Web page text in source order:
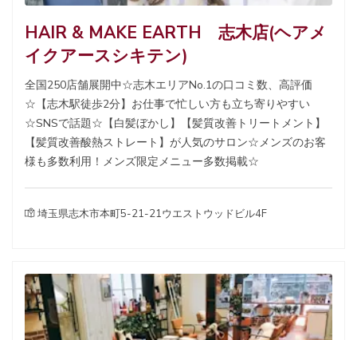
HAIR & MAKE EARTH 志木店(ヘアメ
イクアースシキテン)
全国250店舗展開中☆志木エリアNo.1の口コミ数、高評価
☆【志木駅徒歩2分】お仕事で忙しい方も立ち寄りやすい
☆SNSで話題☆【白髪ぼかし】【髪質改善トリートメント】
【髪質改善酸熱ストレート】が人気のサロン☆メンズのお客
様も多数利用！メンズ限定メニュー多数掲載☆
埼玉県志木市本町5-21-21ウエストウッドビル4F